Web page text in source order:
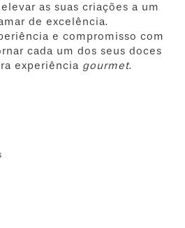
as suas criações a um
de excelência.
e compromisso com
cada um dos seus doces
experiência gourmet.